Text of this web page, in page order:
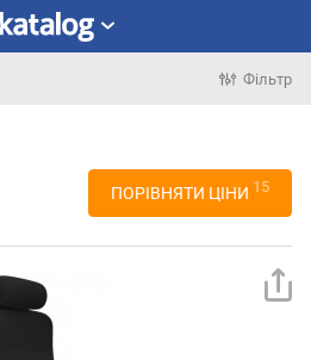
Фільтр
ПОРІВНЯТИ ЦІНИ 15